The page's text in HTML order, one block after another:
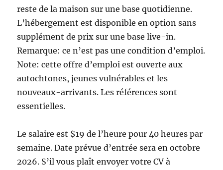
reste de la maison sur une base quotidienne.
L’hébergement est disponible en option sans
supplément de prix sur une base live-in.
Remarque: ce n’est pas une condition d’emploi.
Note: cette offre d’emploi est ouverte aux
autochtones, jeunes vulnérables et les
nouveaux-arrivants. Les références sont
essentielles.
Le salaire est $19 de l’heure pour 40 heures par
semaine. Date prévue d’entrée sera en octobre
2026. S’il vous plaît envoyer votre CV à